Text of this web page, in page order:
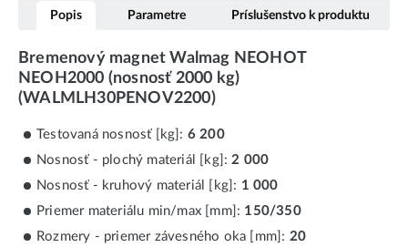
Popis Parametre Príslušenstvo k produktu
Bremenový magnet Walmag NEOHOT
NEOH2000 (nosnosť 2000 kg)
(WALMLH30PENOV2200)
Testovaná nosnosť [kg]: 6 200
Nosnosť - plochý materiál [kg]: 2 000
Nosnosť - kruhový materiál [kg]: 1 000
Priemer materiálu min/max [mm]: 150/350
Rozmery - priemer závesného oka [mm]: 20